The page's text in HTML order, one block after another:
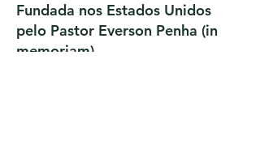
Fundada nos Estados Unidos
pelo Pastor Everson Penha​ (in
memoriam)